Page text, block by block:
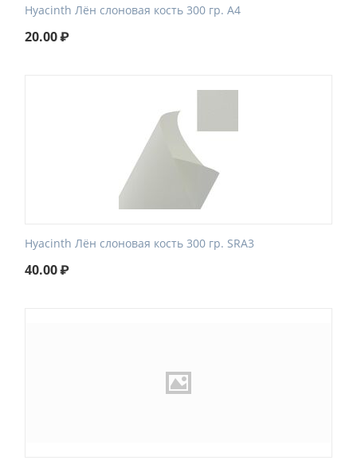
Hyacinth Лён слоновая кость 300 гр. A4
20.00₽
Hyacinth Лён слоновая кость 300 гр. SRA3
40.00₽